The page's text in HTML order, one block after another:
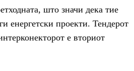
што значи дека тие
енергетски проекти. Тендерот
е вториот